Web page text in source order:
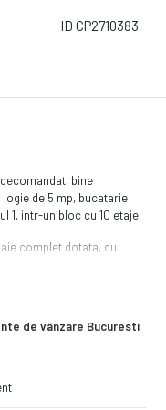
ID CP2710383
de vânzare Bucuresti
bine
de 5 mp, bucatarie
1, intr-un bloc cu 10 etaje.
complet dotata, cu
iar in unele situatii chiar
Septembrie 2025. Pana
usor accesibila, cu acces